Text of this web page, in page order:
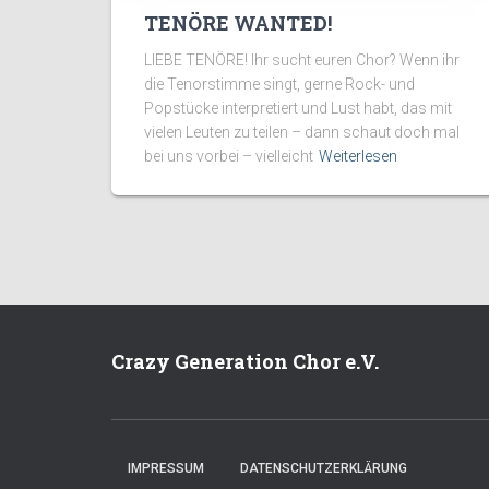
TENÖRE WANTED!
LIEBE TENÖRE! Ihr sucht euren Chor? Wenn ihr
die Tenorstimme singt, gerne Rock- und
Popstücke interpretiert und Lust habt, das mit
vielen Leuten zu teilen – dann schaut doch mal
bei uns vorbei – vielleicht Weiterlesen
Crazy Generation Chor e.V.
IMPRESSUM DATENSCHUTZERKLÄRUNG